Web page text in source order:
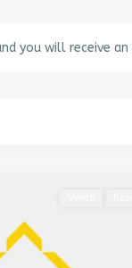
you will receive